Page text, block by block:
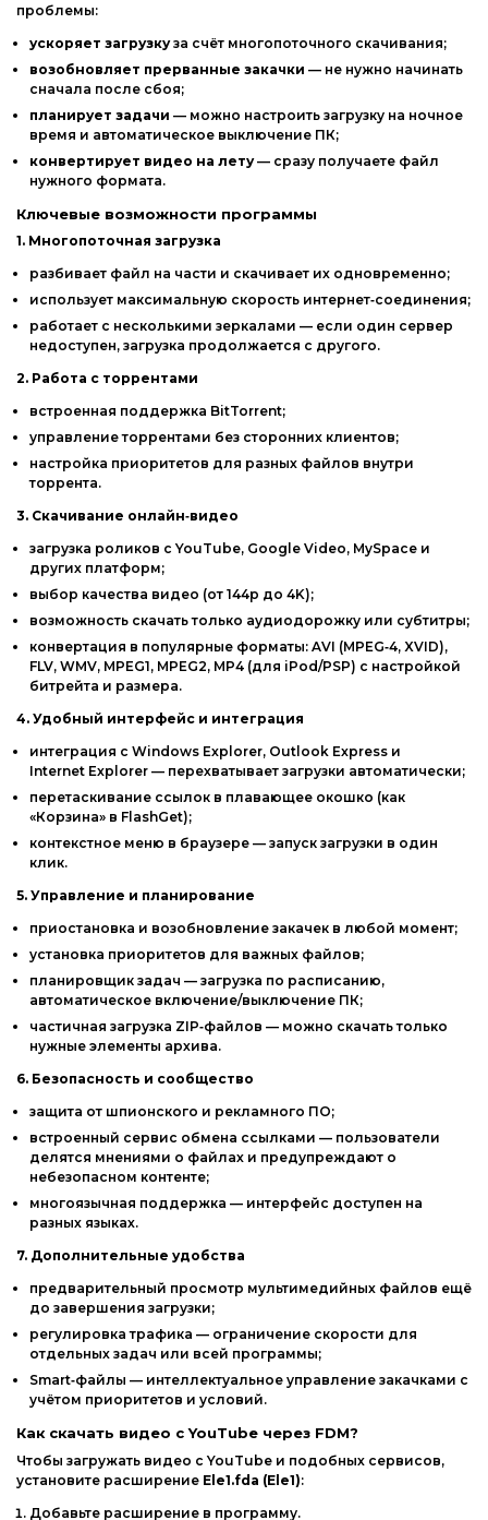
проблемы:
ускоряет загрузкуза счёт многопоточного скачивания;
возобновляет прерванные закачки — не нужно начинать
сначала после сбоя;
планирует задачи — можно настроить загрузку на ночное
время и автоматическое выключение ПК;
конвертирует видео на лету— сразу получаете файл
нужного формата.
Ключевые возможности программы
1. Многопоточная загрузка
разбивает файл на части и скачивает их одновременно;
использует максимальную скорость интернет‑соединения;
работает с несколькими зеркалами — если один сервер
недоступен, загрузка продолжается с другого.
2. Работа с торрентами
встроенная поддержка BitTorrent;
управлениеторрентами без сторонних клиентов;
настройка приоритетов для разных файлов внутри
торрента.
3. Скачивание онлайн‑видео
загрузка роликов с YouTube, Google Video, MySpace и
других платформ;
выбор качества видео (от 144p до 4K);
возможность скачатьтолько аудиодорожку или субтитры;
конвертация в популярные форматы: AVI (MPEG‑4, XVID),
FLV, WMV, MPEG1, MPEG2, MP4 (для iPod/PSP) с настройкой
битрейта и размера.
4. Удобный интерфейс и интеграция
интеграция с Windows Explorer, Outlook Express и
Internet Explorer — перехватывает загрузки автоматически;
перетаскивание ссылок в плавающее окошко (как
«Корзина» в FlashGet);
контекстное меню в браузере — запуск загрузки в один
клик.
5. Управление и планирование
приостановка и возобновление закачек в любой момент;
установка приоритетов для важных файлов;
планировщик задач — загрузка по расписанию,
автоматическое включение/выключение ПК;
частичная загрузка ZIP‑файлов — можно скачатьтолько
нужные элементы архива.
6. Безопасность и сообщество
защита от шпионского и рекламного ПО;
встроенный сервис обмена ссылками — пользователи
делятся мнениями о файлах и предупреждают о
небезопасном контенте;
многоязычная поддержка — интерфейс доступен на
разных языках.
7. Дополнительные удобства
предварительный просмотр мультимедийных файлов ещё
до завершения загрузки;
регулировка трафика — ограничение скорости для
отдельных задач или всей программы;
Smart‑файлы — интеллектуальное управление закачками с
учётом приоритетов и условий.
Какскачать видео сYouTube через FDM?
Чтобы загружать видео с YouTube и подобных сервисов,
установите расширение Ele1.fda (Ele1):
Добавьте расширение в программу.